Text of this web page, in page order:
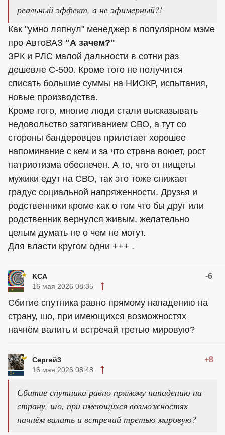
реальный эффект, а не эфимерный?!
Как "умно ляпнул" менеджер в популярном мэме
про АвтоВАЗ "А зачем?"
ЗРК и РЛС малой дальности в сотни раз
дешевле С-500. Кроме того не получится
списать большие суммы на НИОКР, испытания,
новые производства.
Кроме того, многие люди стали высказывать
недовольство затягиванием СВО, а тут со
стороны бандеровцев прилетает хорошее
напоминание с кем и за что страна воюет, рост
патриотизма обеспечен. А то, что от нищеты
мужики едут на СВО, так это тоже снижает
градус социальной напряженности. Друзья и
родственники кроме как о том что бы друг или
родственник вернулся живым, желательно
целым думать не о чем не могут.
Для власти кругом одни +++ .
KCA -6
16 мая 2026 08:35
Сбитие спутника равно прямому нападению на
страну, шо, при имеющихся возможностях
начнём валить и встречай третью мировую?
Сергей3 +8
16 мая 2026 08:48
Сбитие спутника равно прямому нападению на
страну, шо, при имеющихся возможностях
начнём валить и встречай третью мировую?